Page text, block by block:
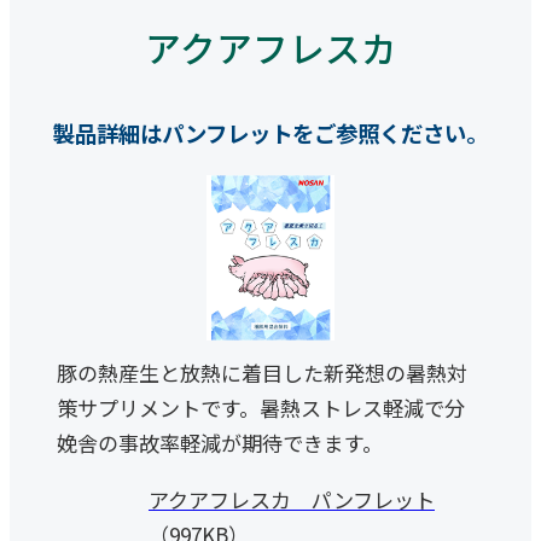
アクアフレスカ
製品詳細はパンフレットをご参照ください。
豚の熱産生と放熱に着目した新発想の暑熱対
策サプリメントです。暑熱ストレス軽減で分
娩舎の事故率軽減が期待できます。
アクアフレスカ パンフレット
（997KB）